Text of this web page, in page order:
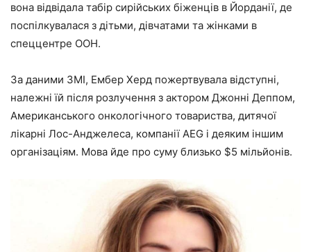
вона відвідала табір сирійських біженців в Йорданії, де
поспілкувалася з дітьми, дівчатами та жінками в
спеццентре ООН.
За даними ЗМІ, Ембер Херд пожертвувала відступні,
належні їй після розлучення з актором Джонні Деппом,
Американського онкологічного товариства, дитячої
лікарні Лос-Анджелеса, компанії AEG і деяким іншим
організаціям. Мова йде про суму близько $5 мільйонів.